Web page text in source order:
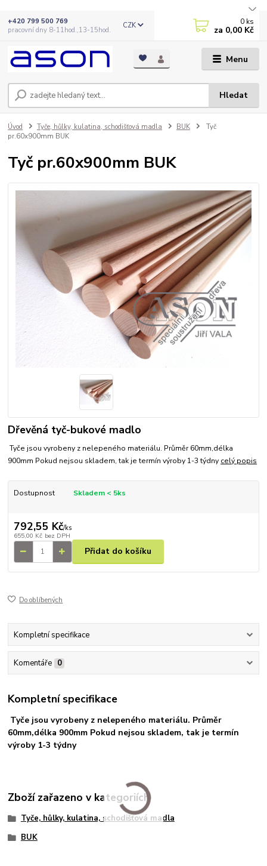
Menu
CZK
Hledat
+420 799 500 769
pracovní dny 8-11hod.,13-15hod.
0 ks
za 0,00 Kč
Úvod Tyče, hůlky, kulatina, schodišťová madla BUK
Tyč
pr.60x900mm BUK
Tyč pr.60x900mm BUK
Dřevěná tyč-bukové madlo
Tyče jsou vyrobeny z nelepeného materiálu. Průměr 60mm,délka
900mm Pokud nejsou skladem, tak je termín výroby 1-3 týdny celý popis
Dostupnost Skladem < 5ks
792,55 Kč/ks
655,00 Kč bez DPH
Přidat do košíku
Do oblíbených
Kompletní specifikace
Komentáře 0
Kompletní specifikace
Tyče jsou vyrobeny z nelepeného materiálu. Průměr
60mm,délka 900mm Pokud nejsou skladem, tak je termín
výroby 1-3 týdny
Zboží zařazeno v kategoriích
Tyče, hůlky, kulatina, schodišťová madla
BUK